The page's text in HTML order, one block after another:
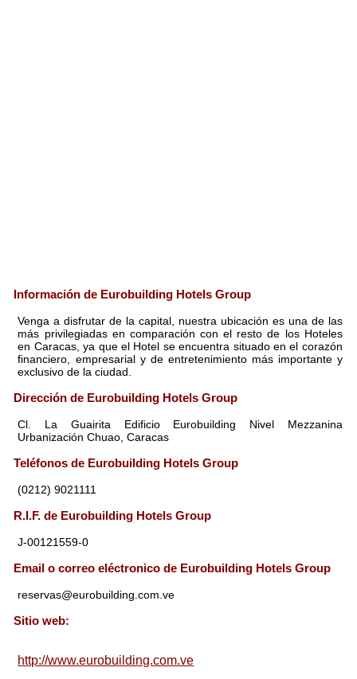
Información de Eurobuilding Hotels Group
Venga a disfrutar de la capital, nuestra ubicación es una de las
más privilegiadas en comparación con el resto de los Hoteles
en Caracas, ya que el Hotel se encuentra situado en el corazón
financiero, empresarial y de entretenimiento más importante y
exclusivo de la ciudad.
Dirección de Eurobuilding Hotels Group
Cl. La Guairita Edificio Eurobuilding Nivel Mezzanina
Urbanización Chuao, Caracas
Teléfonos de Eurobuilding Hotels Group
(0212) 9021111
R.I.F. de Eurobuilding Hotels Group
J-00121559-0
Email o correo eléctronico de Eurobuilding Hotels Group
reservas@eurobuilding.com.ve
Sitio web:
http://www.eurobuilding.com.ve